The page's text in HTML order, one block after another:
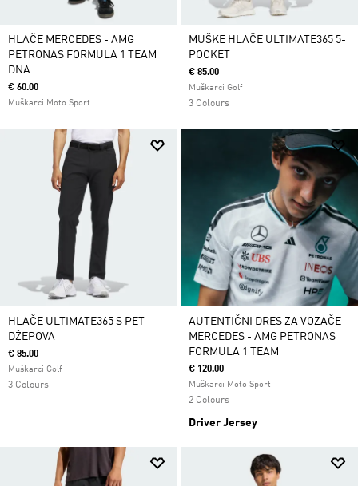
HLAČE MERCEDES - AMG
PETRONAS FORMULA 1 TEAM
DNA
€ 60.00
Muškarci Moto Sport
MUŠKE HLAČE ULTIMATE365 5-
POCKET
€ 85.00
Muškarci Golf
3 Colours
HLAČE ULTIMATE365 S PET
DŽEPOVA
€ 85.00
Muškarci Golf
3 Colours
AUTENTIČNI DRES ZA VOZAČE
MERCEDES - AMG PETRONAS
FORMULA 1 TEAM
€ 120.00
Muškarci Moto Sport
2 Colours
Driver Jersey